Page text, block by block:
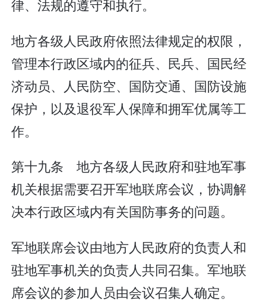
律、法规的遵守和执行。
地方各级人民政府依照法律规定的权限，
管理本行政区域内的征兵、民兵、国民经
济动员、人民防空、国防交通、国防设施
保护，以及退役军人保障和拥军优属等工
作。
第十九条 地方各级人民政府和驻地军事
机关根据需要召开军地联席会议，协调解
决本行政区域内有关国防事务的问题。
军地联席会议由地方人民政府的负责人和
驻地军事机关的负责人共同召集。军地联
席会议的参加人员由会议召集人确定。